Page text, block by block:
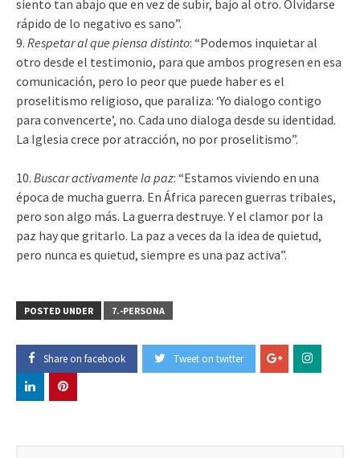
siento tan abajo que en vez de subir, bajo al otro. Olvidarse
rápido de lo negativo es sano”.
9. Respetar al que piensa distinto: “Podemos inquietar al
otro desde el testimonio, para que ambos progresen en esa
comunicación, pero lo peor que puede haber es el
proselitismo religioso, que paraliza: ‘Yo dialogo contigo
para convencerte’, no. Cada uno dialoga desde su identidad.
La Iglesia crece por atracción, no por proselitismo”.
10. Buscar activamente la paz: “Estamos viviendo en una
época de mucha guerra. En África parecen guerras tribales,
pero son algo más. La guerra destruye. Y el clamor por la
paz hay que gritarlo. La paz a veces da la idea de quietud,
pero nunca es quietud, siempre es una paz activa”.
POSTED UNDER 7.-PERSONA
Share on facebook Tweet on twitter